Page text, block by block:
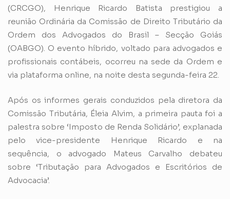
(CRCGO), Henrique Ricardo Batista prestigiou a
reunião Ordinária da Comissão de Direito Tributário da
Ordem dos Advogados do Brasil – Secção Goiás
(OABGO). O evento híbrido, voltado para advogados e
profissionais contábeis, ocorreu na sede da Ordem e
via plataforma online, na noite desta segunda-feira 22.
Após os informes gerais conduzidos pela diretora da
Comissão Tributária, Éleia Alvim, a primeira pauta foi a
palestra sobre ‘Imposto de Renda Solidário’, explanada
pelo vice-presidente Henrique Ricardo e na
sequência, o advogado Mateus Carvalho debateu
sobre ‘Tributação para Advogados e Escritórios de
Advocacia’.